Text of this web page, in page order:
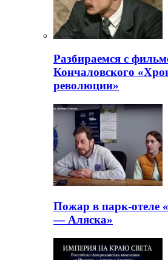
Разбираемся с
Кончаловского
революции»
Пожар в парк-отеле
— Аляска»